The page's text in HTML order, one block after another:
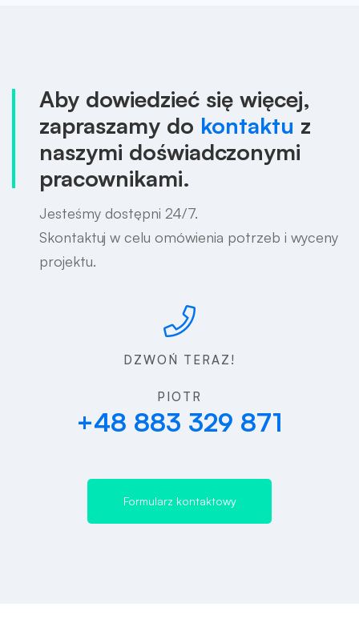
Aby dowiedzieć się więcej,
zapraszamy do kontaktu z
naszymi doświadczonymi
pracownikami.
Jesteśmy dostępni 24/7.
Skontaktuj w celu omówienia potrzeb i wyceny
projektu.
DZWOŃ TERAZ!
PIOTR
+48 883 329 871
Formularz kontaktowy